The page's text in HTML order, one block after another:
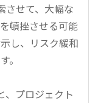
させて、大幅な
頓挫させる可能
し、リスク緩和
。
プロジェクト